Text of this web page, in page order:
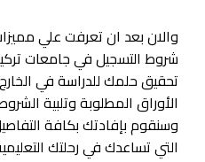
والان بعد ان تعرفت علي
شروط التسجيل في جامعات
تحقيق حلمك للدراسة في
الأوراق المطلوبة وتلبية
وسنقوم بإفادتك بكافة
التي تساعدك في رحلتك